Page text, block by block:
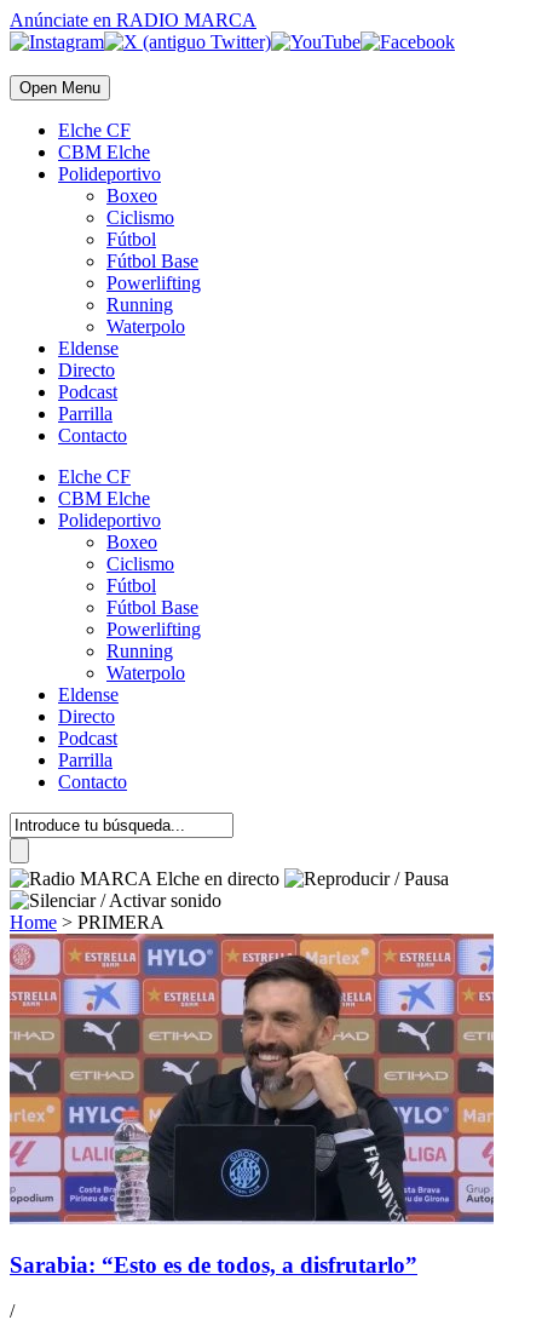
Anúnciate en RADIO MARCA
Open Menu
Elche CF
CBM Elche
Polideportivo
Boxeo
Ciclismo
Fútbol
Fútbol Base
Powerlifting
Running
Waterpolo
Eldense
Directo
Podcast
Parrilla
Contacto
Elche CF
CBM Elche
Polideportivo
Boxeo
Ciclismo
Fútbol
Fútbol Base
Powerlifting
Running
Waterpolo
Eldense
Directo
Podcast
Parrilla
Contacto
Home > PRIMERA
Sarabia: “Esto es de todos, a disfrutarlo”
/